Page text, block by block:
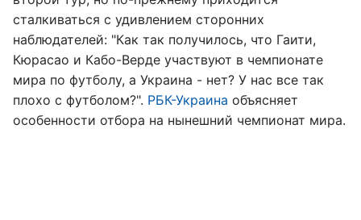
сталкиваться с удивлением сторонних
наблюдателей: "Как так получилось, что Гаити,
Кюрасао и Кабо-Верде участвуют в чемпионате
мира по футболу, а Украина - нет? У нас все так
плохо с футболом?". РБК-Украина объясняет
особенности отбора на нынешний чемпионат мира.